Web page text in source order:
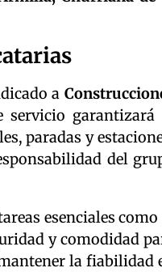
a
servicio garantizará
paradas y
del
esenciales como
y comodidad
la fiabilidad